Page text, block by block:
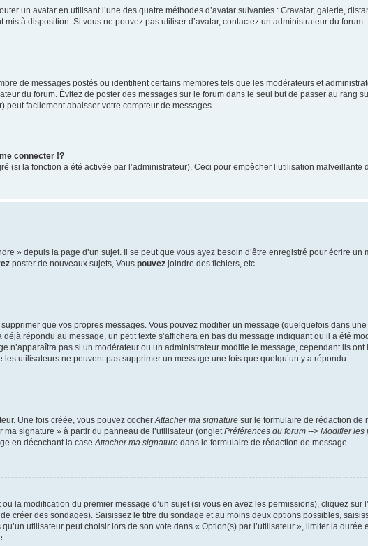
un avatar en utilisant l’une des quatre méthodes d’avatar suivantes : Gravatar, galerie,
à disposition. Si vous ne pouvez pas utiliser d’avatar, contactez un administrateur du forum.
de messages postés ou identifient certains membres tels que les modérateurs et
du forum. Évitez de poster des messages sur le forum dans le seul but de passer au rang
facilement abaisser votre compteur de messages.
connecter !?
(si la fonction a été activée par l’administrateur). Ceci pour empêcher l’utilisation malveillante
» depuis la page d’un sujet. Il se peut que vous ayez besoin d’être enregistré pour écrire un
poster de nouveaux sujets, Vous pouvez joindre des fichiers, etc.
que vos propres messages. Vous pouvez modifier un message (quelquefois dans
répondu au message, un petit texte s’affichera en bas du message indiquant qu’il a été
n’apparaîtra pas si un modérateur ou un administrateur modifie le message, cependant ils
utilisateurs ne peuvent pas supprimer un message une fois que quelqu’un y a répondu.
Une fois créée, vous pouvez cocher Attacher ma signature sur le formulaire de rédaction de
signature » à partir du panneau de l’utilisateur (onglet Préférences du forum --> Modifier
en décochant la case Attacher ma signature dans le formulaire de rédaction de message.
la modification du premier message d’un sujet (si vous en avez les permissions), cliquez sur
créer des sondages). Saisissez le titre du sondage et au moins deux options possibles,
utilisateur peut choisir lors de son vote dans « Option(s) par l’utilisateur », limiter la durée